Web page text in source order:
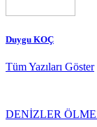
Duygu KOÇ
Tüm Yazıları Göster
DENİZLER